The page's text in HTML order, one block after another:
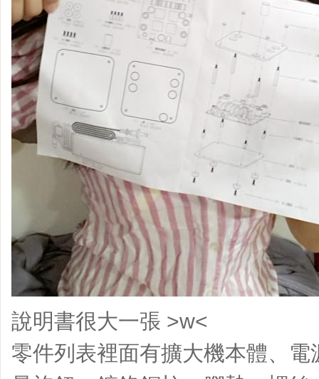
說明書很大一張 >w<
零件列表裡面有擴大機本體、